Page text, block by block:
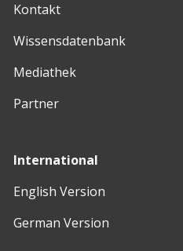
Kontakt
Wissensdatenbank
Mediathek
Partner
International
English Version
German Version